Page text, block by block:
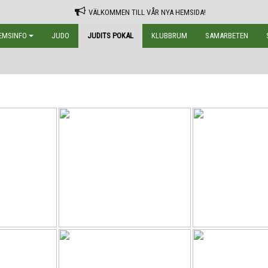
VÄLKOMMEN TILL VÅR NYA HEMSIDA!
JUDO JUDITS POKAL KLUBBRUM SAMARBETEN